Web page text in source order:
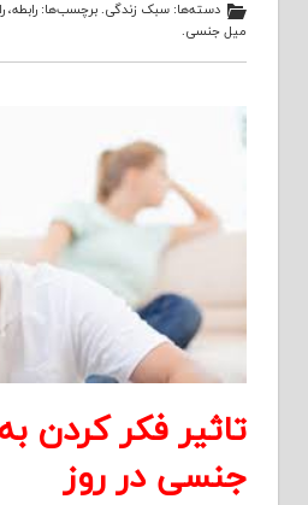
دسته‌ها:سبک زندگی. برچسب‌ها:رابطه،
میل جنسی.
تاثیر فکر کردن
جنسی در روز